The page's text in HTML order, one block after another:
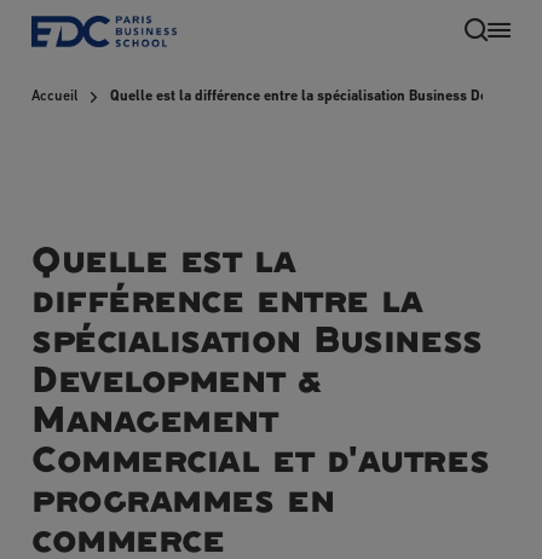
Aller
principal
FR
Accueil Quelle est la différence entre la spécialisation Business
Quelle est la
différence entre la
spécialisation Business
Development &
Management
Commercial et d'autres
programmes en
commerce